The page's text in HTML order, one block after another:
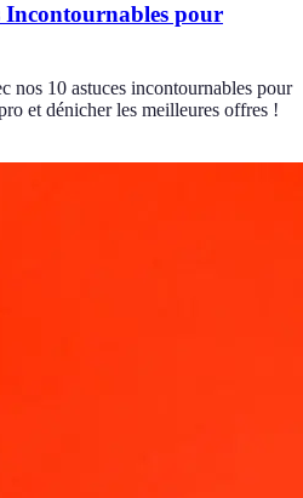
Incontournables pour
nos 10 astuces incontournables pour
et dénicher les meilleures offres !